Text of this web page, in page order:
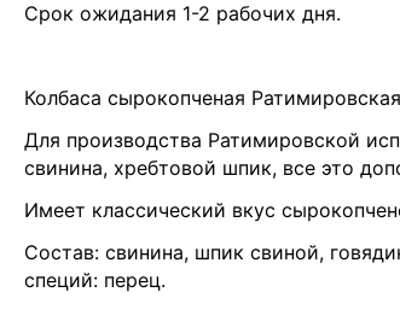
Срок ожидания 1-2 рабочих дня.
Колбаса сырокопченая
Для производства Ратимировской
свинина, хребтовой шпик, все это
Имеет классический вкус
Состав: свинина, шпик свиной,
специй: перец.